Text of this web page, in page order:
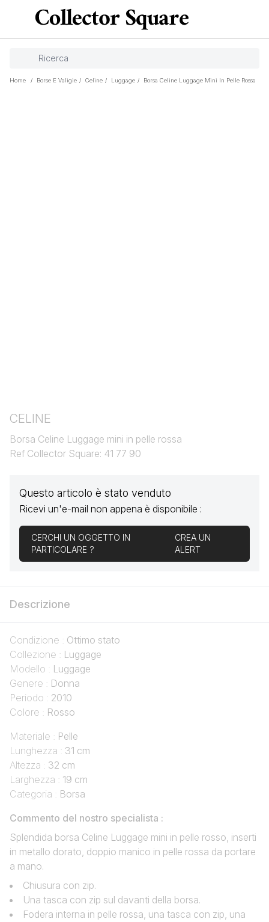
Home / Borse E Valigie / Celine / Luggage / Borsa Celine Luggage Mini In Pelle Rossa
CELINE
Borsa Celine Luggage mini in pelle rossa
Ref Collector Square: 41 77 90
Questo articolo è stato venduto
Ricevi un'e-mail non appena è disponibile :
CERCHI UN OGGETTO IN
PARTICOLARE ?
CREA UN
ALERT
Descrizione
Condizione : Ottimo stato
Collezione : Luggage
Modello : Luggage
Genere : Donna
Periodo : 2010
Colore : Rosso
Materiale : Pelle
Lunghezza : 31 cm
Altezza : 32 cm
Larghezza : 19 cm
Categoria : Borsa
Commento del nostro specialista :
Splendida borsa Celine Luggage mini in pelle rosso, inserti
in metallo dorato, doppio manico in pelle rossa da portare
a mano.
Chiusura con zip.
Una tasca con zip sul davanti della borsa.
Fodera interna in pelle rossa, una tasca con zip, una